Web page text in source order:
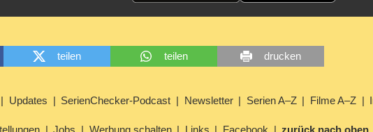
teilen teilen drucken
Updates SerienChecker-Podcast Newsletter Serien A–Z Filme A–Z